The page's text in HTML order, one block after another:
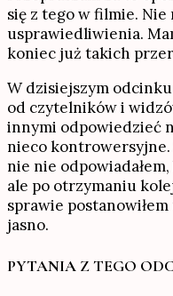
się z tego w filmie. Nie
usprawiedliwienia.
koniec już takich
W dzisiejszym
od czytelników i
innymi odpowiedzieć
nieco kontrowersyjne.
nie nie
ale po otrzymaniu
sprawie
jasno.
PYTANIA Z TEGO